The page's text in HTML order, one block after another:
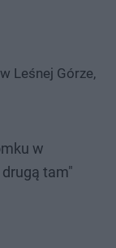
Leśnej Górze,
w
tam"